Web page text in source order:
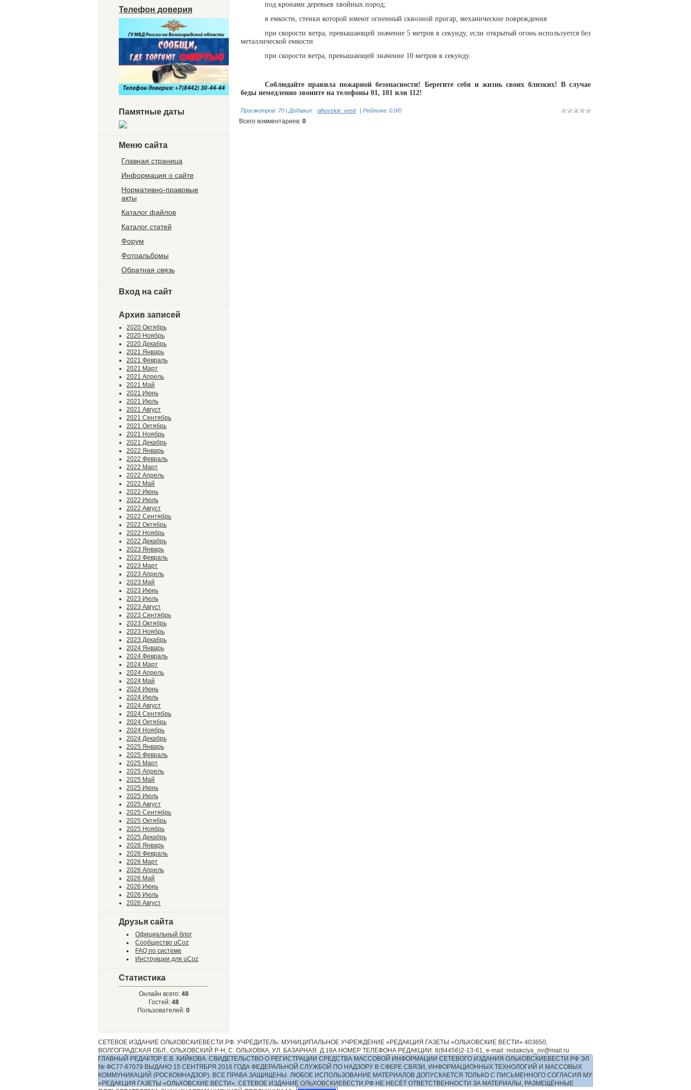
Телефон доверия
Памятные даты
Меню сайта
Главная страница
Информация о сайте
Нормативно-правовые
акты
Каталог файлов
Каталог статей
Форум
Фотоальбомы
Обратная связь
Вход на сайт
Архив записей
2020 Октябрь
2020 Ноябрь
2020 Декабрь
2021 Январь
2021 Февраль
2021 Март
2021 Апрель
2021 Май
2021 Июнь
2021 Июль
2021 Август
2021 Сентябрь
2021 Октябрь
2021 Ноябрь
2021 Декабрь
2022 Январь
2022 Февраль
2022 Март
2022 Апрель
2022 Май
2022 Июнь
2022 Июль
2022 Август
2022 Сентябрь
2022 Октябрь
2022 Ноябрь
2022 Декабрь
2023 Январь
2023 Февраль
2023 Март
2023 Апрель
2023 Май
2023 Июнь
2023 Июль
2023 Август
2023 Сентябрь
2023 Октябрь
2023 Ноябрь
2023 Декабрь
2024 Январь
2024 Февраль
2024 Март
2024 Апрель
2024 Май
2024 Июнь
2024 Июль
2024 Август
2024 Сентябрь
2024 Октябрь
2024 Ноябрь
2024 Декабрь
2025 Январь
2025 Февраль
2025 Март
2025 Апрель
2025 Май
2025 Июнь
2025 Июль
2025 Август
2025 Сентябрь
2025 Октябрь
2025 Ноябрь
2025 Декабрь
2026 Январь
2026 Февраль
2026 Март
2026 Апрель
2026 Май
2026 Июнь
2026 Июль
2026 Август
Друзья сайта
Официальный блог
Сообщество uCoz
FAQ по системе
Инструкции для uCoz
Статистика
Онлайн всего: 48
Гостей: 48
Пользователей: 0
под кронами деревьев хвойных пород;
в емкости, стенки которой имеют огненный сквозной прогар, механические повреждения
при скорости ветра, превышающей значение 5 метров в секунду, если открытый огонь используется без
металлической емкости
при скорости ветра, превышающей значение 10 метров в секунду.
Соблюдайте правила пожарной безопасности! Берегите себя и жизнь своих близких! В случае
беды немедленно звоните на телефоны 01, 101 или 112!
Просмотров: 70 | Добавил: olhovskie_vesti | Рейтинг: 0.0/0
Всего комментариев: 0
СЕТЕВОЕ ИЗДАНИЕ ОЛЬХОВСКИЕВЕСТИ.РФ. УЧРЕДИТЕЛЬ: МУНИЦИПАЛЬНОЕ УЧРЕЖДЕНИЕ «РЕДАКЦИЯ ГАЗЕТЫ «ОЛЬХОВСКИЕ ВЕСТИ» 403650,
ВОЛГОГРАДСКАЯ ОБЛ., ОЛЬХОВСКИЙ Р-Н, С. ОЛЬХОВКА, УЛ. БАЗАРНАЯ. Д.18А НОМЕР ТЕЛЕФОНА РЕДАКЦИИ: 8(84456)2-13-61, e-mail: redakciya_ov@mail.ru
ГЛАВНЫЙ РЕДАКТОР Е.В. КИЙКОВА. СВИДЕТЕЛЬСТВО О РЕГИСТРАЦИИ СРЕДСТВА МАССОВОЙ ИНФОРМАЦИИ СЕТЕВОГО ИЗДАНИЯ ОЛЬХОВСКИЕВЕСТИ.РФ ЭЛ
№ ФС77-67079 ВЫДАНО 15 СЕНТЯБРЯ 2016 ГОДА ФЕДЕРАЛЬНОЙ СЛУЖБОЙ ПО НАДЗОРУ В СФЕРЕ СВЯЗИ, ИНФОРМАЦИОННЫХ ТЕХНОЛОГИЙ И МАССОВЫХ
КОММУНИКАЦИЙ (РОСКОМНАДЗОР). ВСЕ ПРАВА ЗАЩИЩЕНЫ. ЛЮБОЕ ИСПОЛЬЗОВАНИЕ МАТЕРИАЛОВ ДОПУСКАЕТСЯ ТОЛЬКО С ПИСЬМЕННОГО СОГЛАСИЯ МУ
«РЕДАКЦИЯ ГАЗЕТЫ «ОЛЬХОВСКИЕ ВЕСТИ». СЕТЕВОЕ ИЗДАНИЕ ОЛЬХОВСКИЕВЕСТИ.РФ НЕ НЕСЁТ ОТВЕТСТВЕННОСТИ ЗА МАТЕРИАЛЫ, РАЗМЕЩЁННЫЕ